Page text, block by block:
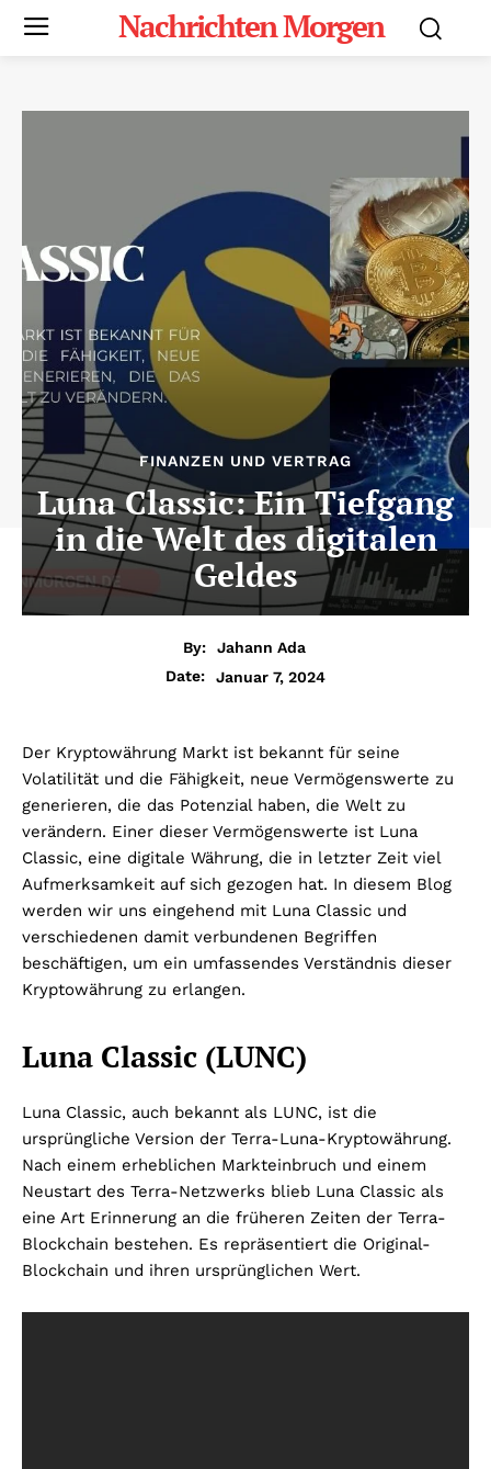
Nachrichten Morgen
FINANZEN UND VERTRAG
Luna Classic: Ein Tiefgang
in die Welt des digitalen
Geldes
By:
Jahann Ada
Date:
Januar 7, 2024
Der Kryptowährung Markt ist bekannt für seine
Volatilität und die Fähigkeit, neue Vermögenswerte zu
generieren, die das Potenzial haben, die Welt zu
verändern. Einer dieser Vermögenswerte ist Luna
Classic, eine digitale Währung, die in letzter Zeit viel
Aufmerksamkeit auf sich gezogen hat. In diesem Blog
werden wir uns eingehend mit Luna Classic und
verschiedenen damit verbundenen Begriffen
beschäftigen, um ein umfassendes Verständnis dieser
Kryptowährung zu erlangen.
Luna Classic (LUNC)
Luna Classic, auch bekannt als LUNC, ist die
ursprüngliche Version der Terra-Luna-Kryptowährung.
Nach einem erheblichen Markteinbruch und einem
Neustart des Terra-Netzwerks blieb Luna Classic als
eine Art Erinnerung an die früheren Zeiten der Terra-
Blockchain bestehen. Es repräsentiert die Original-
Blockchain und ihren ursprünglichen Wert.